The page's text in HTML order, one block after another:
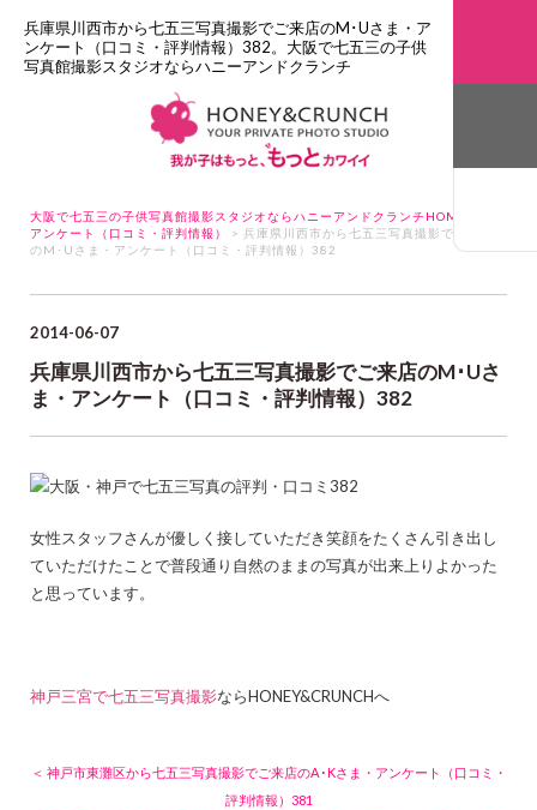
兵庫県川西市から七五三写真撮影でご来店のM･Uさま・ア
ンケート（口コミ・評判情報）382。大阪で七五三の子供
写真館撮影スタジオならハニーアンドクランチ
大阪で七五三の子供写真館撮影スタジオならハニーアンドクランチHOME
アンケート（口コミ・評判情報）
> 兵庫県川西市から七五三写真撮影でご来店
のM･Uさま・アンケート（口コミ・評判情報）382
2014-06-07
兵庫県川西市から七五三写真撮影でご来店のM･Uさ
ま・アンケート（口コミ・評判情報）382
女性スタッフさんが優しく接していただき笑顔をたくさん引き出し
ていただけたことで普段通り自然のままの写真が出来上りよかった
と思っています。
神戸三宮で七五三写真撮影ならHONEY&CRUNCHへ
＜ 神戸市東灘区から七五三写真撮影でご来店のA･Kさま・アンケート（口コミ・
評判情報）381